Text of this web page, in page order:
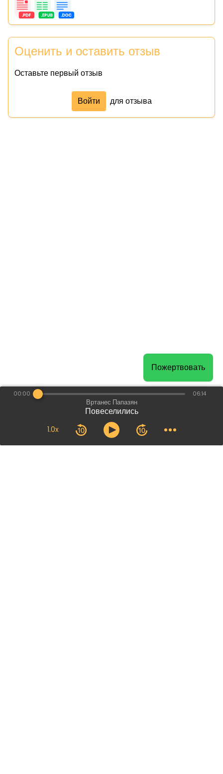
Вртанес Папазян
Повеселились
1.0x
00:00 06:14
Оценить и оставить отзыв
Оставьте первый отзыв
Войти для отзыва
Пожертвовать